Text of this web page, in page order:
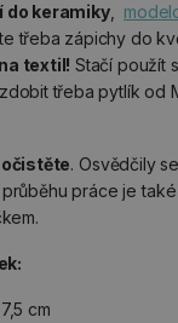
do keramiky,
třeba zápichy do
textil! Stačí použít
třeba pytlík od
. Osvědčily
práce je
cm